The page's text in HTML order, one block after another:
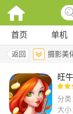
首页 单机
返回 摄影美
旺
分类
大小